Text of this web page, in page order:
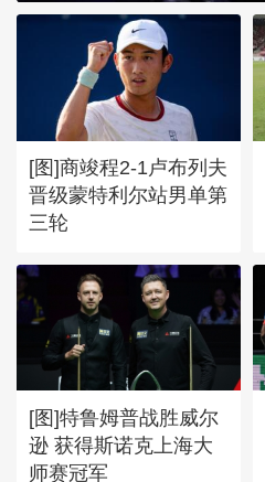
[图]商竣程2-1卢布列夫
晋级蒙特利尔站男单第
三轮
[图]特鲁姆普战胜威尔
逊 获得斯诺克上海大
师赛冠军